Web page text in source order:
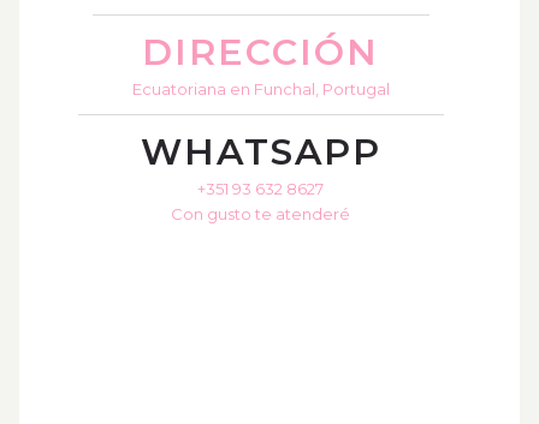
DIRECCIÓN
Ecuatoriana en Funchal, Portugal
WHATSAPP
+351 93 632 8627
Con gusto te atenderé